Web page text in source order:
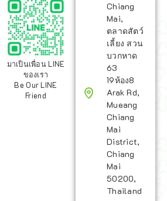
มาเป็นเพื่อน LINE
ของเรา
Be Our LINE
Friend
Chiang
Mai,
ตลาดสัตว์
เลี้ยง สวน
บวกหาด
63
19ห้อง8
Arak Rd,
Mueang
Chiang
Mai
District,
Chiang
Mai
50200,
Thailand